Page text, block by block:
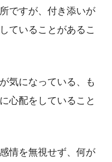
ですが、付き添いが
ていることがあるこ
気になっている、も
心配をしていること
情を無視せず、何が